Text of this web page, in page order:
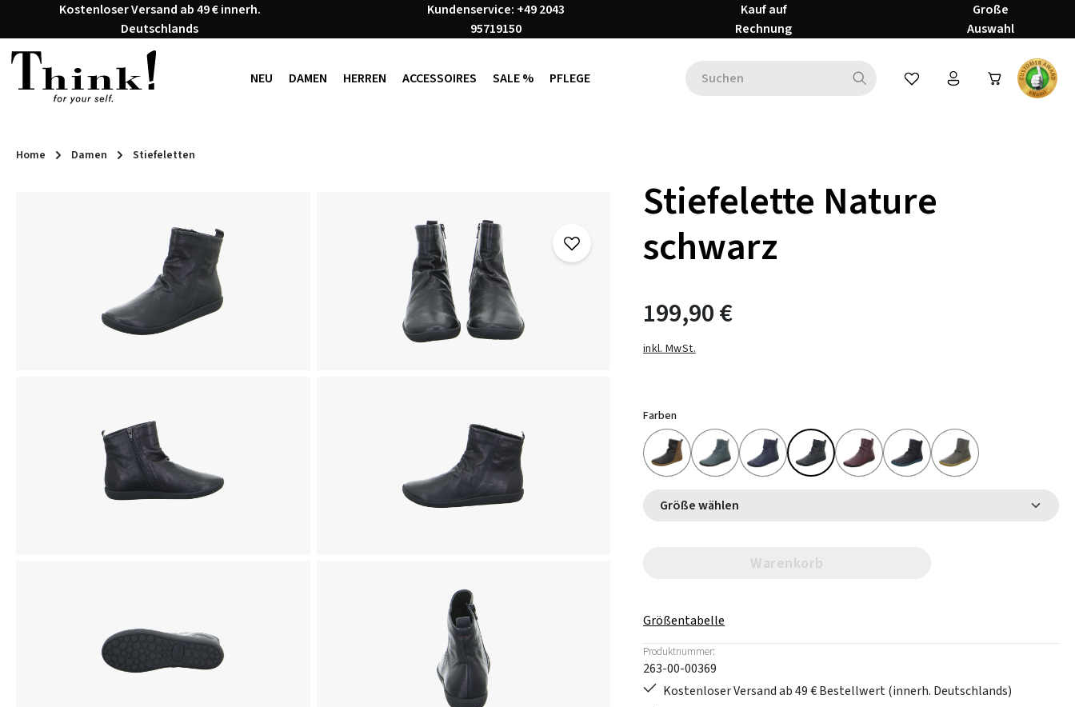
Hauptinhalt springen
Zur Suche springen
Zur Hauptnavigation springen
Kostenloser Versand ab 49 € innerh.
Deutschlands
Kundenservice: +49 2043
95719150
Kauf auf
Rechnung
Große
Auswahl
NEU DAMEN HERREN ACCESSOIRES SALE % PFLEGE Du hast 0 Produkte auf dem
Home Damen Stiefeletten
Stiefelette Nature
schwarz
199,90 €
inkl. MwSt.
Farben
Größe wählen
Warenkorb
Größentabelle
Produktnummer:
263-00-00369
Kostenloser Versand ab 49 € Bestellwert (innerh. Deutschlands)